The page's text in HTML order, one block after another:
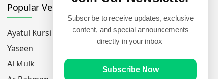
Popular Verses
Ayatul Kursi
Yaseen
Al Mulk
Subscribe to receive updates, exclusive
content, and special announcements
directly in your inbox.
Subscribe Now